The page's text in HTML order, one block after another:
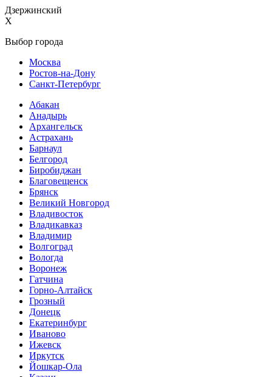
Дзержинский
X
Выбор города
Москва
Ростов-на-Дону
Санкт-Петербург
Абакан
Анадырь
Архангельск
Астрахань
Барнаул
Белгород
Биробиджан
Благовещенск
Брянск
Великий Новгород
Владивосток
Владикавказ
Владимир
Волгоград
Вологда
Воронеж
Гатчина
Горно-Алтайск
Грозный
Донецк
Екатеринбург
Иваново
Ижевск
Иркутск
Йошкар-Ола